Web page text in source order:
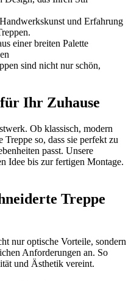
und Erfahrung
einer breiten Palette
sind nicht nur schön,
Ihr Zuhause
Ob klassisch, modern
so, dass sie perfekt zu
passt. Unsere
Idee bis zur fertigen Montage.
Treppe
nur optische Vorteile, sondern
Anforderungen an. So
und Ästhetik vereint.